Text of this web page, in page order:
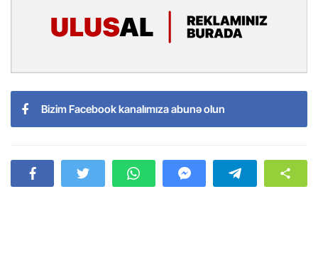
Bizim Facebook kanalımıza abunə olun